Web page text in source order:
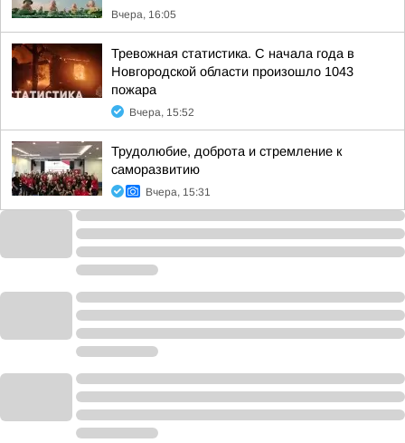
Вчера, 16:05
Тревожная статистика. С начала года в
Новгородской области произошло 1043
пожара
Вчера, 15:52
Трудолюбие, доброта и стремление к
саморазвитию
Вчера, 15:31